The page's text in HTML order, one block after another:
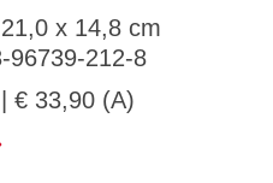
x 14,8 cm
96739-212-8
| € 33,90 (A)